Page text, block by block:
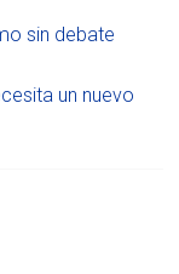
sin debate
un nuevo